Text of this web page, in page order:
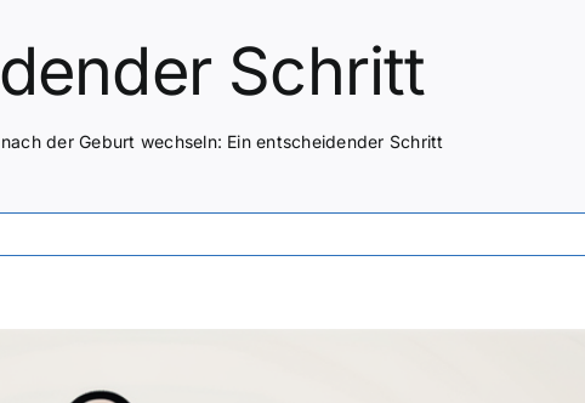
Schritt
der Geburt wechseln: Ein entscheidender Schritt